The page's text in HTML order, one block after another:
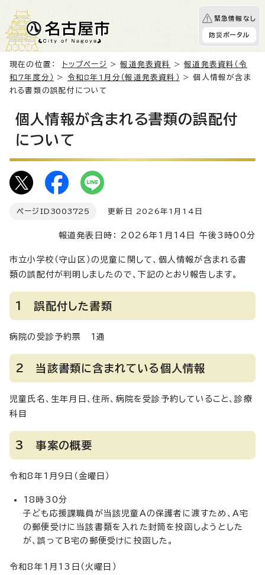
緊急情報なし
防災ポータル
現在の位置： トップページ >報道発表資料 >報道発表資料（令
和7年度分）
> 令和8年1月分（報道発表資料）
> 個人情報が含ま
れる書類の誤配付について
個人情報が含まれる書類の誤配付
について
ページID 3003725 更新日 2026年1月14日
報道発表日時： 2026年1月14日 午後3時00分
市立小学校（守山区）の児童に関して、個人情報が含まれる書
類の誤配付が判明しましたので、下記のとおり報告します。
1 誤配付した書類
病院の受診予約票 1通
2 当該書類に含まれている個人情報
児童氏名、生年月日、住所、病院を受診予約していること、診療
科目
3 事案の概要
令和8年1月9日（金曜日）
18時30分
子ども応援課職員が当該児童Aの保護者に渡すため、A宅
の郵便受けに当該書類を入れた封筒を投函しようとした
が、誤ってB宅の郵便受けに投函した。
令和8年1月13日（火曜日）